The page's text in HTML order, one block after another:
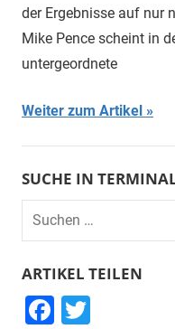
der Ergebnisse auf nur
Mike Pence scheint in
untergeordnete
Weiter zum Artikel
SUCHE IN
Suchen
nach:
ARTIKEL TEILEN
F